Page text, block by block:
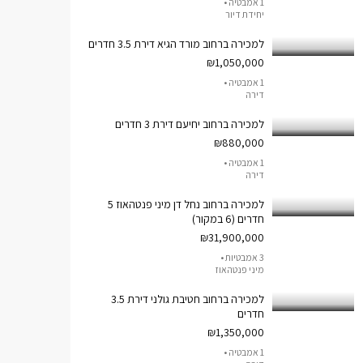
יחידת דיור
למכירה ברחוב מורד הגיא דירת 3.5 חדרים
₪1,050,000
1 אמבטיה •
דירה
למכירה ברחוב יחיעם דירת 3 חדרים
₪880,000
1 אמבטיה •
דירה
למכירה ברחוב נחל דן מיני פנטהאוז 5
חדרים (6 במקור)
₪31,900,000
3 אמבטיות •
מיני פנטהאוז
למכירה ברחוב חטיבת גולני דירת 3.5
חדרים
₪1,350,000
1 אמבטיה •